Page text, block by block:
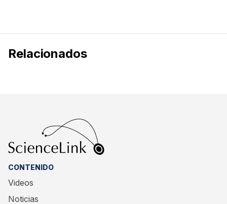
Relacionados
CONTENIDO
Videos
Noticias